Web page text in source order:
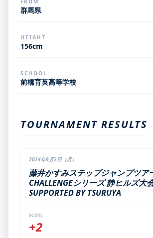
FROM
群馬県
HEIGHT
156cm
SCHOOL
前橋育英高等学校
TOURNAMENT RESULTS
2024年9月2日（月）
藤井かすみステップジャンプツア
CHALLENGEシリーズ 静ヒルズ大
SUPPORTED BY TSURUYA
SCORE
+2